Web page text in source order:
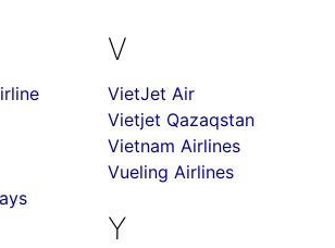
V
VietJet Air
Vietjet Qazaqstan
Vietnam Airlines
Vueling Airlines
Y